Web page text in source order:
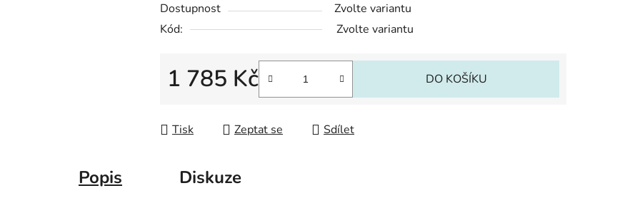
Dostupnost
Zvolte variantu
Kód:
Zvolte variantu
1 785 Kč DO KOŠÍKU
Tisk Zeptat se Sdílet
Popis Diskuze